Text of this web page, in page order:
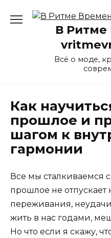
В Ритме
Всё о моде,
Как
прошлое и
шагом к
гармонии
Все мы сталкиваемся
прошлое не отпускает
переживания,
жить в нас годами,
Но что если я скажу,